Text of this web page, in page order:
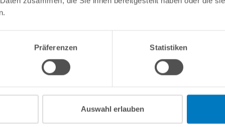
Präferenzen Statistiken
Auswahl erlauben